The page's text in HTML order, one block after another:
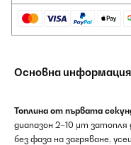
Основна информация
Топлина от първата
диапазон 2–10 μm
без фаза на загряване,